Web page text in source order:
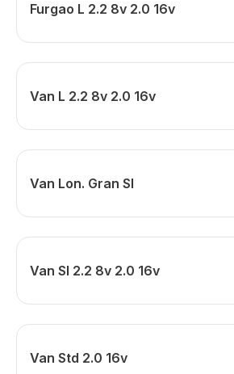
Furgao L 2.2 8v 2.0 16v
Van L 2.2 8v 2.0 16v
Van Lon. Gran Sl
Van Sl 2.2 8v 2.0 16v
Van Std 2.0 16v